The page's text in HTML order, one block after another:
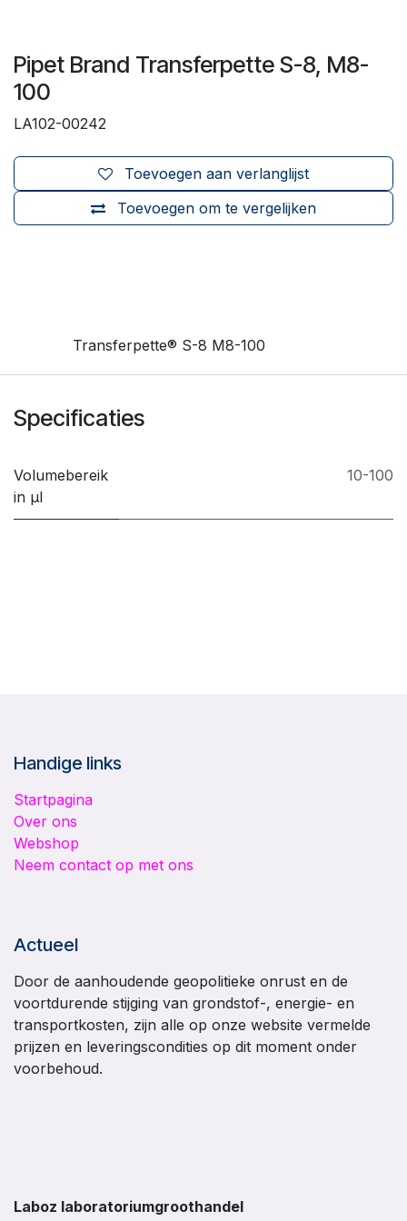
Pipet Brand Transferpette S-8, M8-
100
LA102-00242
Toevoegen om te vergelijken
Toevoegen aan verlanglijst
Transferpette® S-8 M8-100
Specificaties
Volumebereik
in µl
10-100
Handige links
Startpagina
Over ons
Webshop
Neem contact op met ons
Actueel
Door de aanhoudende geopolitieke onrust en de
voortdurende stijging van grondstof-, energie- en
transportkosten, zijn alle op onze website vermelde
prijzen en leveringscondities op dit moment onder
voorbehoud.
Laboz laboratoriumgroothandel